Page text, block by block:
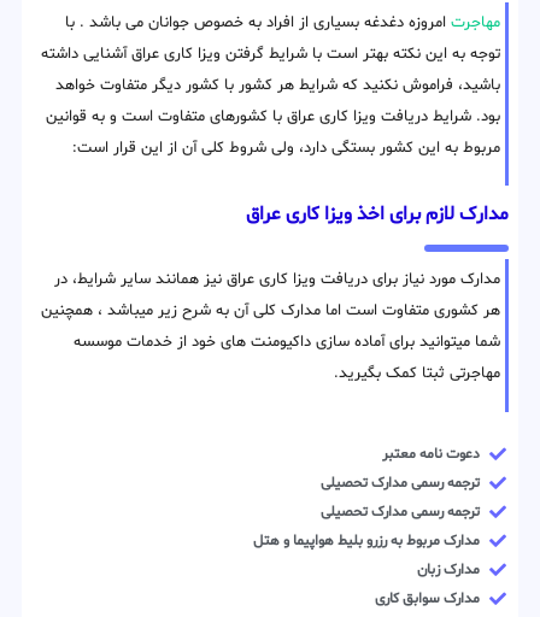
مهاجرت امروزه دغدغه بسیاری از افراد به خصوص جوانان می باشد . با
توجه به این نکته بهتر است با شرایط گرفتن ویزا کاری عراق آشنایی داشته
باشید، فراموش نکنید که شرایط هر کشور با کشور دیگر متفاوت خواهد
بود. شرایط دریافت ویزا کاری عراق با کشورهای متفاوت است و به قوانین
مربوط به این کشور بستگی دارد، ولی شروط کلی آن از این قرار است:
مدارک لازم برای اخذ ویزا کاری عراق
مدارک مورد نیاز برای دریافت ویزا کاری عراق نیز همانند سایر شرایط، در
هر کشوری متفاوت است اما مدارک کلی آن به شرح زیر میباشد ، همچنین
شما میتوانید برای آماده سازی داکیومنت های خود از خدمات موسسه
مهاجرتی ثبتا کمک بگیرید.
دعوت نامه معتبر
ترجمه رسمی مدارک تحصیلی
ترجمه رسمی مدارک تحصیلی
مدارک مربوط به رزرو بلیط هواپیما و هتل
مدارک زبان
مدارک سوابق کاری